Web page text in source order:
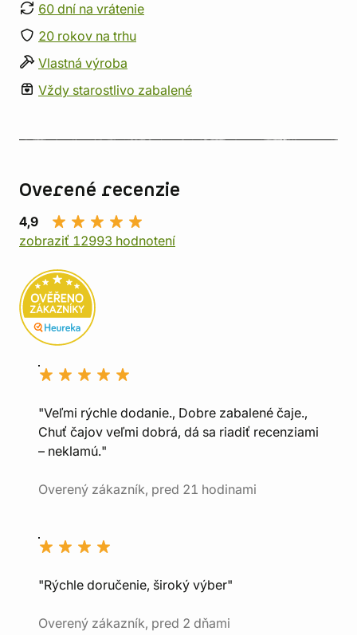
60 dní na vrátenie
20 rokov na trhu
Vlastná výroba
Vždy starostlivo zabalené
Overené recenzie
4,9
zobraziť 12993 hodnotení
"Veľmi rýchle dodanie., Dobre zabalené čaje.,
Chuť čajov veľmi dobrá, dá sa riadiť recenziami
– neklamú."
Overený zákazník, pred 21 hodinami
"Rýchle doručenie, široký výber"
Overený zákazník, pred 2 dňami